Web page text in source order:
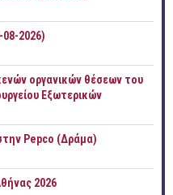
2026)
οργανικών θέσεων του
Εξωτερικών
Pepco (Δράμα)
2026